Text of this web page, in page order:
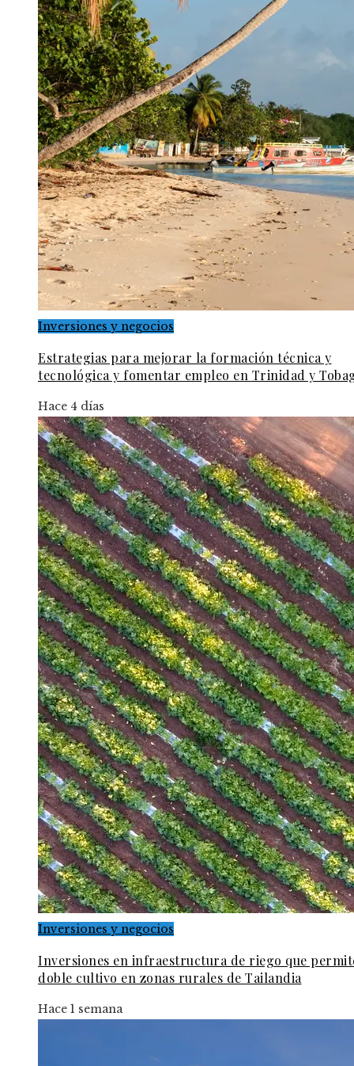
Inversiones y negocios
Estrategias para mejorar la formación técnica y
tecnológica y fomentar empleo en Trinidad y
Hace 4 días
Inversiones y negocios
Inversiones en infraestructura de riego que
doble cultivo en zonas rurales de Tailandia
Hace 1 semana